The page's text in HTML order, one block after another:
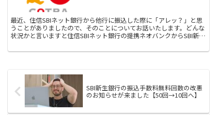
最近、住信SBIネット銀行から他行に振込した際に「アレッ？」と思
うことがありましたので、そのことについてお話いたします。どんな
状況かと言いますと住信SBIネット銀行の提携ネオバンクからSBI新生
なかったんですよ。
SBI新生銀行の振込手数料無料回数の改悪
のお知らせが来ました【50回→10回へ】